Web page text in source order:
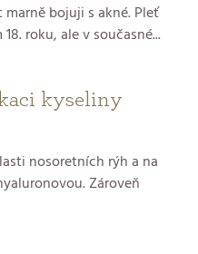
bojuji s akné. Pleť
roku, ale v současné...
kyseliny
nosoretních rýh a na
Zároveň